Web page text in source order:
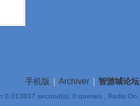
手机版 Archiver 智游城论坛
0.013837 second(s), 0 queries , Redis On.